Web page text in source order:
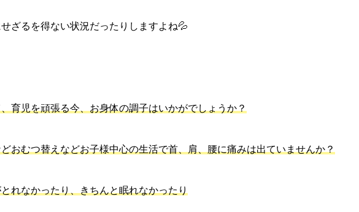
ざるを得ない状況だったりしますよね💦
育児を頑張る今、お身体の調子はいかがでしょうか？
おむつ替えなどお子様中心の生活で首、肩、腰に痛みは出ていませんか？
れなかったり、きちんと眠れなかったり